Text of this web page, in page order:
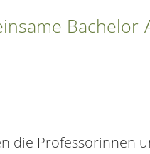
Bachelor-
die Professorinnen